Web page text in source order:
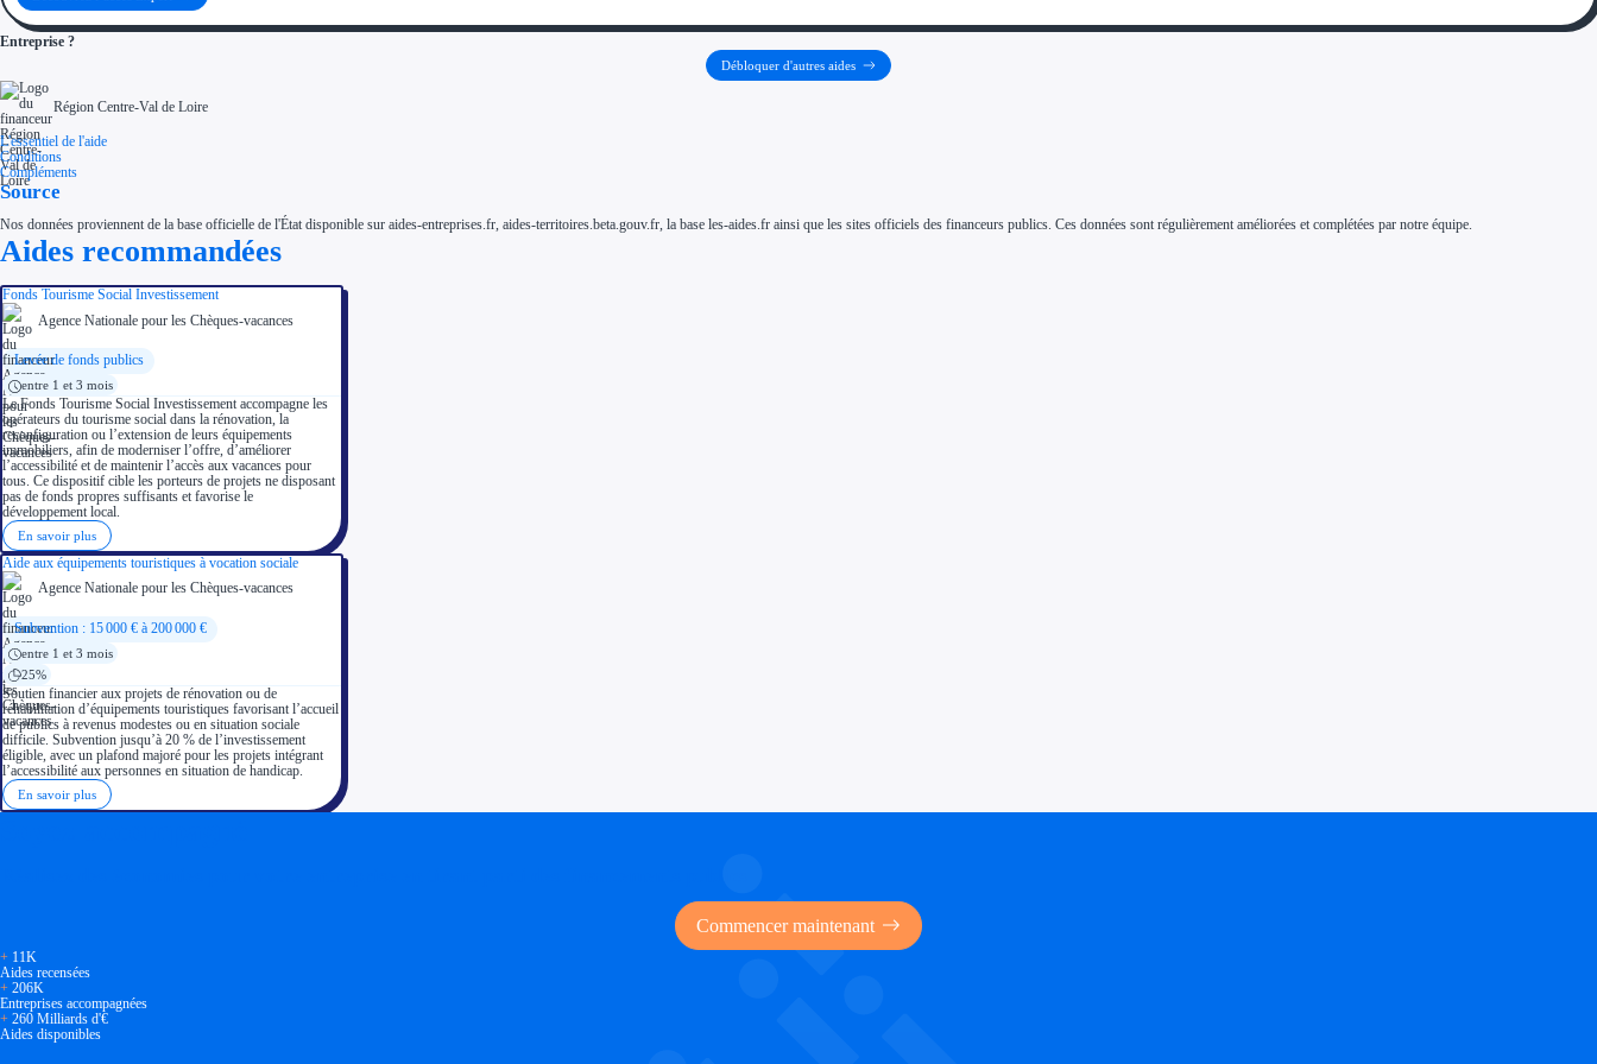
Entreprise ?
Débloquer d'autres aides
Région Centre-Val de Loire
L'essentiel de l'aide
Conditions
Compléments
Source
Nos données proviennent de la base officielle de l'État disponible sur aides-entreprises.fr, aides-territoires.beta.gouv.fr, la base les-aides.fr ainsi que les sites officiels des financeurs publics. Ces données sont régulièrement améliorées et complétées par notre équipe.
Aides recommandées
Fonds Tourisme Social Investissement
Agence Nationale pour les Chèques-vacances
Levée de fonds publics
entre 1 et 3 mois
Le Fonds Tourisme Social Investissement accompagne les
opérateurs du tourisme social dans la rénovation, la
reconfiguration ou l’extension de leurs équipements
immobiliers, afin de moderniser l’offre, d’améliorer
l’accessibilité et de maintenir l’accès aux vacances pour
tous. Ce dispositif cible les porteurs de projets ne disposant
pas de fonds propres suffisants et favorise le
développement local.
En savoir plus
Aide aux équipements touristiques à vocation sociale
Agence Nationale pour les Chèques-vacances
Subvention : 15 000 € à 200 000 €
entre 1 et 3 mois
25%
Soutien financier aux projets de rénovation ou de
réhabilitation d’équipements touristiques favorisant l’accueil
de publics à revenus modestes ou en situation sociale
difficile. Subvention jusqu’à 20 % de l’investissement
éligible, avec un plafond majoré pour les projets intégrant
l’accessibilité aux personnes en situation de handicap.
En savoir plus
Commencer maintenant
+ 11K
Aides recensées
+ 206K
Entreprises accompagnées
+ 260 Milliards d'€
Aides disponibles